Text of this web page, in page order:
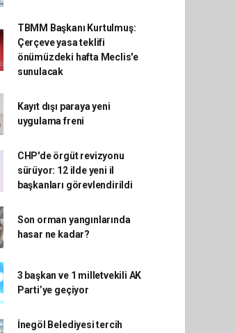
TBMM Başkanı Kurtulmuş:
Çerçeve yasa teklifi
önümüzdeki hafta Meclis'e
sunulacak
Kayıt dışı paraya yeni
uygulama freni
CHP'de örgüt revizyonu
sürüyor: 12 ilde yeni il
başkanları görevlendirildi
Son orman yangınlarında
hasar ne kadar?
3 başkan ve 1 milletvekili AK
Parti’ye geçiyor
İnegöl Belediyesi tercih